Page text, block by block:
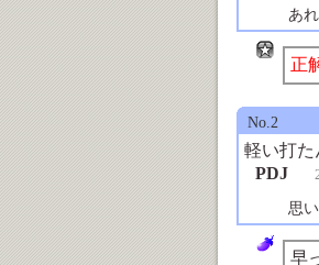
あ
正
No.2
軽い打た
PDJ
思
早